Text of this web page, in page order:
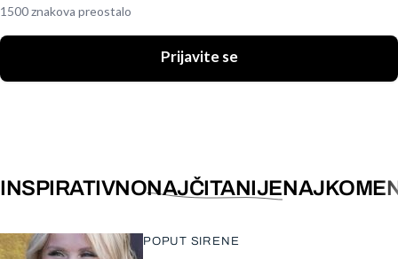
1500 znakova preostalo
Prijavite se
INSPIRATIVNONAJČITANIJE
POPUT SIRENE